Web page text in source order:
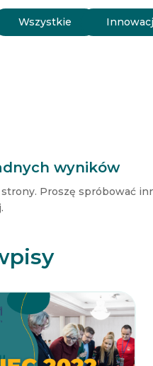
Wszystkie
wyników
Proszę spróbować